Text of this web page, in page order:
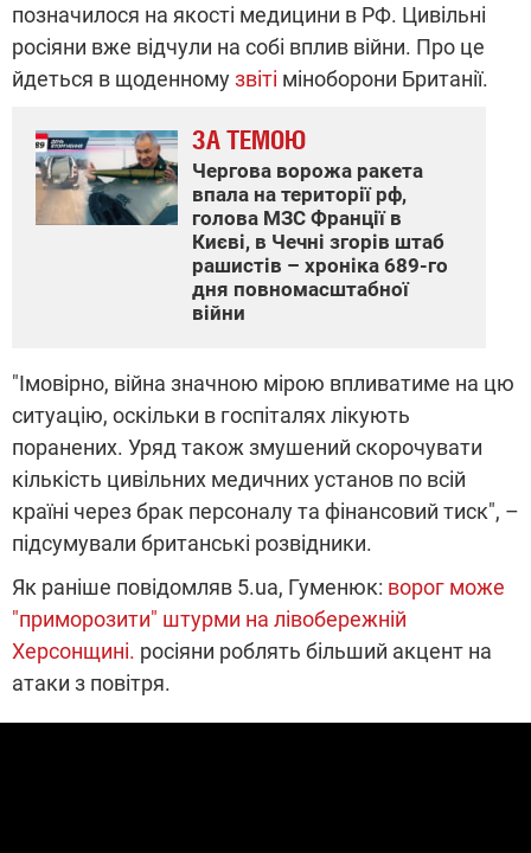
позначилося на якості медицини в РФ. Цивільні
росіяни вже відчули на собі вплив війни. Про це
йдеться в щоденномузвіті міноборони Британії.
ЗА ТЕМОЮ
Чергова ворожа ракета
впала на території рф,
голова МЗС Франції в
Києві, в Чечні згорів штаб
рашистів – хроніка 689-го
дня повномасштабної
війни
"Імовірно, війна значною мірою впливатиме на цю
ситуацію, оскільки в госпіталях лікують
поранених. Уряд також змушений скорочувати
кількість цивільних медичних установ по всій
країні через брак персоналу та фінансовий тиск", –
підсумували британські розвідники.
Як раніше повідомляв 5.ua, Гуменюк: ворог може
"приморозити" штурми на лівобережній
Херсонщині. росіяни роблять більший акцент на
атаки з повітря.